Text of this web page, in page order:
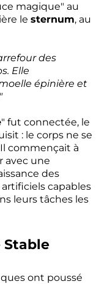
magique" au
le sternum, au
des
Elle
épinière et
" fut connectée, le
: le corps ne se
commençait à
avec une
des
capables
leurs tâches les
Stable
ont poussé